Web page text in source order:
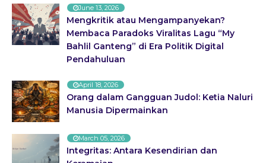
June 13, 2026
Mengkritik atau Mengampanyekan?
Membaca Paradoks Viralitas Lagu “My
Bahlil Ganteng” di Era Politik Digital
Pendahuluan
April 18, 2026
Orang dalam Gangguan Judol: Ketia Naluri
Manusia Dipermainkan
March 05, 2026
Integritas: Antara Kesendirian dan